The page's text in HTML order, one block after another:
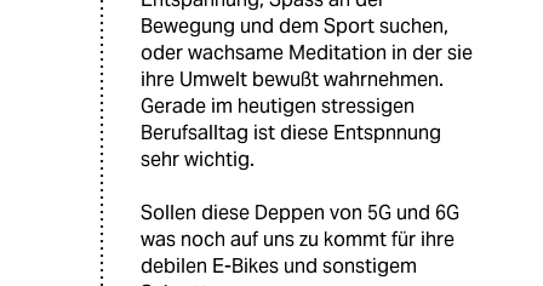
Bewegung und dem Sport suchen,
oder wachsame Meditation in der sie
ihre Umwelt bewußt wahrnehmen.
Gerade im heutigen stressigen
Berufsalltag ist diese Entspnnung
sehr wichtig.
Sollen diese Deppen von 5G und 6G
was noch auf uns zu kommt für ihre
debilen E-Bikes und sonstigem